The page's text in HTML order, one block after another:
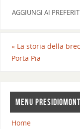
AGGIUNGI AI
«La storia della
Porta Pia
MENU
Home